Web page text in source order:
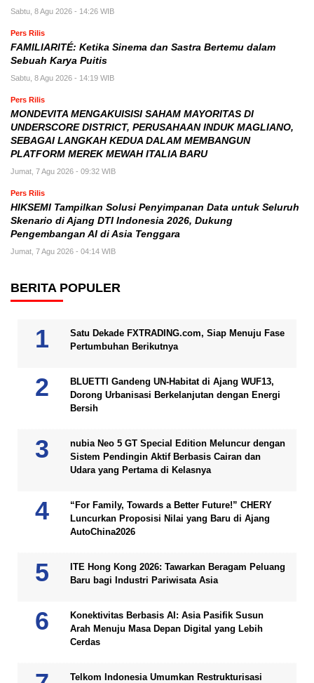
Sabtu, 8 Agu 2026 - 14:26 WIB
Pers Rilis
FAMILIARITÉ: Ketika Sinema dan Sastra Bertemu dalam
Sebuah Karya Puitis
Sabtu, 8 Agu 2026 - 14:19 WIB
Pers Rilis
MONDEVITA MENGAKUISISI SAHAM MAYORITAS DI
UNDERSCORE DISTRICT, PERUSAHAAN INDUK MAGLIANO,
SEBAGAI LANGKAH KEDUA DALAM MEMBANGUN
PLATFORM MEREK MEWAH ITALIA BARU
Jumat, 7 Agu 2026 - 09:32 WIB
Pers Rilis
HIKSEMI Tampilkan Solusi Penyimpanan Data untuk Seluruh
Skenario di Ajang DTI Indonesia 2026, Dukung
Pengembangan AI di Asia Tenggara
Jumat, 7 Agu 2026 - 04:14 WIB
BERITA POPULER
Satu Dekade FXTRADING.com, Siap Menuju Fase
Pertumbuhan Berikutnya
BLUETTI Gandeng UN-Habitat di Ajang WUF13,
Dorong Urbanisasi Berkelanjutan dengan Energi
Bersih
nubia Neo 5 GT Special Edition Meluncur dengan
Sistem Pendingin Aktif Berbasis Cairan dan
Udara yang Pertama di Kelasnya
“For Family, Towards a Better Future!” CHERY
Luncurkan Proposisi Nilai yang Baru di Ajang
AutoChina2026
ITE Hong Kong 2026: Tawarkan Beragam Peluang
Baru bagi Industri Pariwisata Asia
Konektivitas Berbasis AI: Asia Pasifik Susun
Arah Menuju Masa Depan Digital yang Lebih
Cerdas
Telkom Indonesia Umumkan Restrukturisasi